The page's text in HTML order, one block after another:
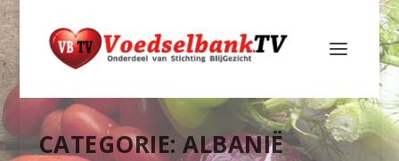
CATEGORIE:ALBANIË